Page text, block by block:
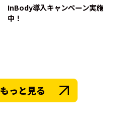
InBody導入キャンペーン実施
中！
もっと見る